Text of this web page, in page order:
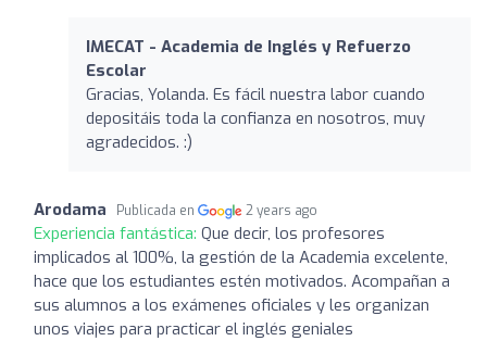
IMECAT - Academia de Inglés y Refuerzo
Escolar
Gracias, Yolanda. Es fácil nuestra labor cuando
depositáis toda la confianza en nosotros, muy
agradecidos. :)
Arodama Publicada en 2 years ago
Experiencia fantástica: Que decir, los profesores
implicados al 100%, la gestión de la Academia excelente,
hace que los estudiantes estén motivados. Acompañan a
sus alumnos a los exámenes oficiales y les organizan
unos viajes para practicar el inglés geniales